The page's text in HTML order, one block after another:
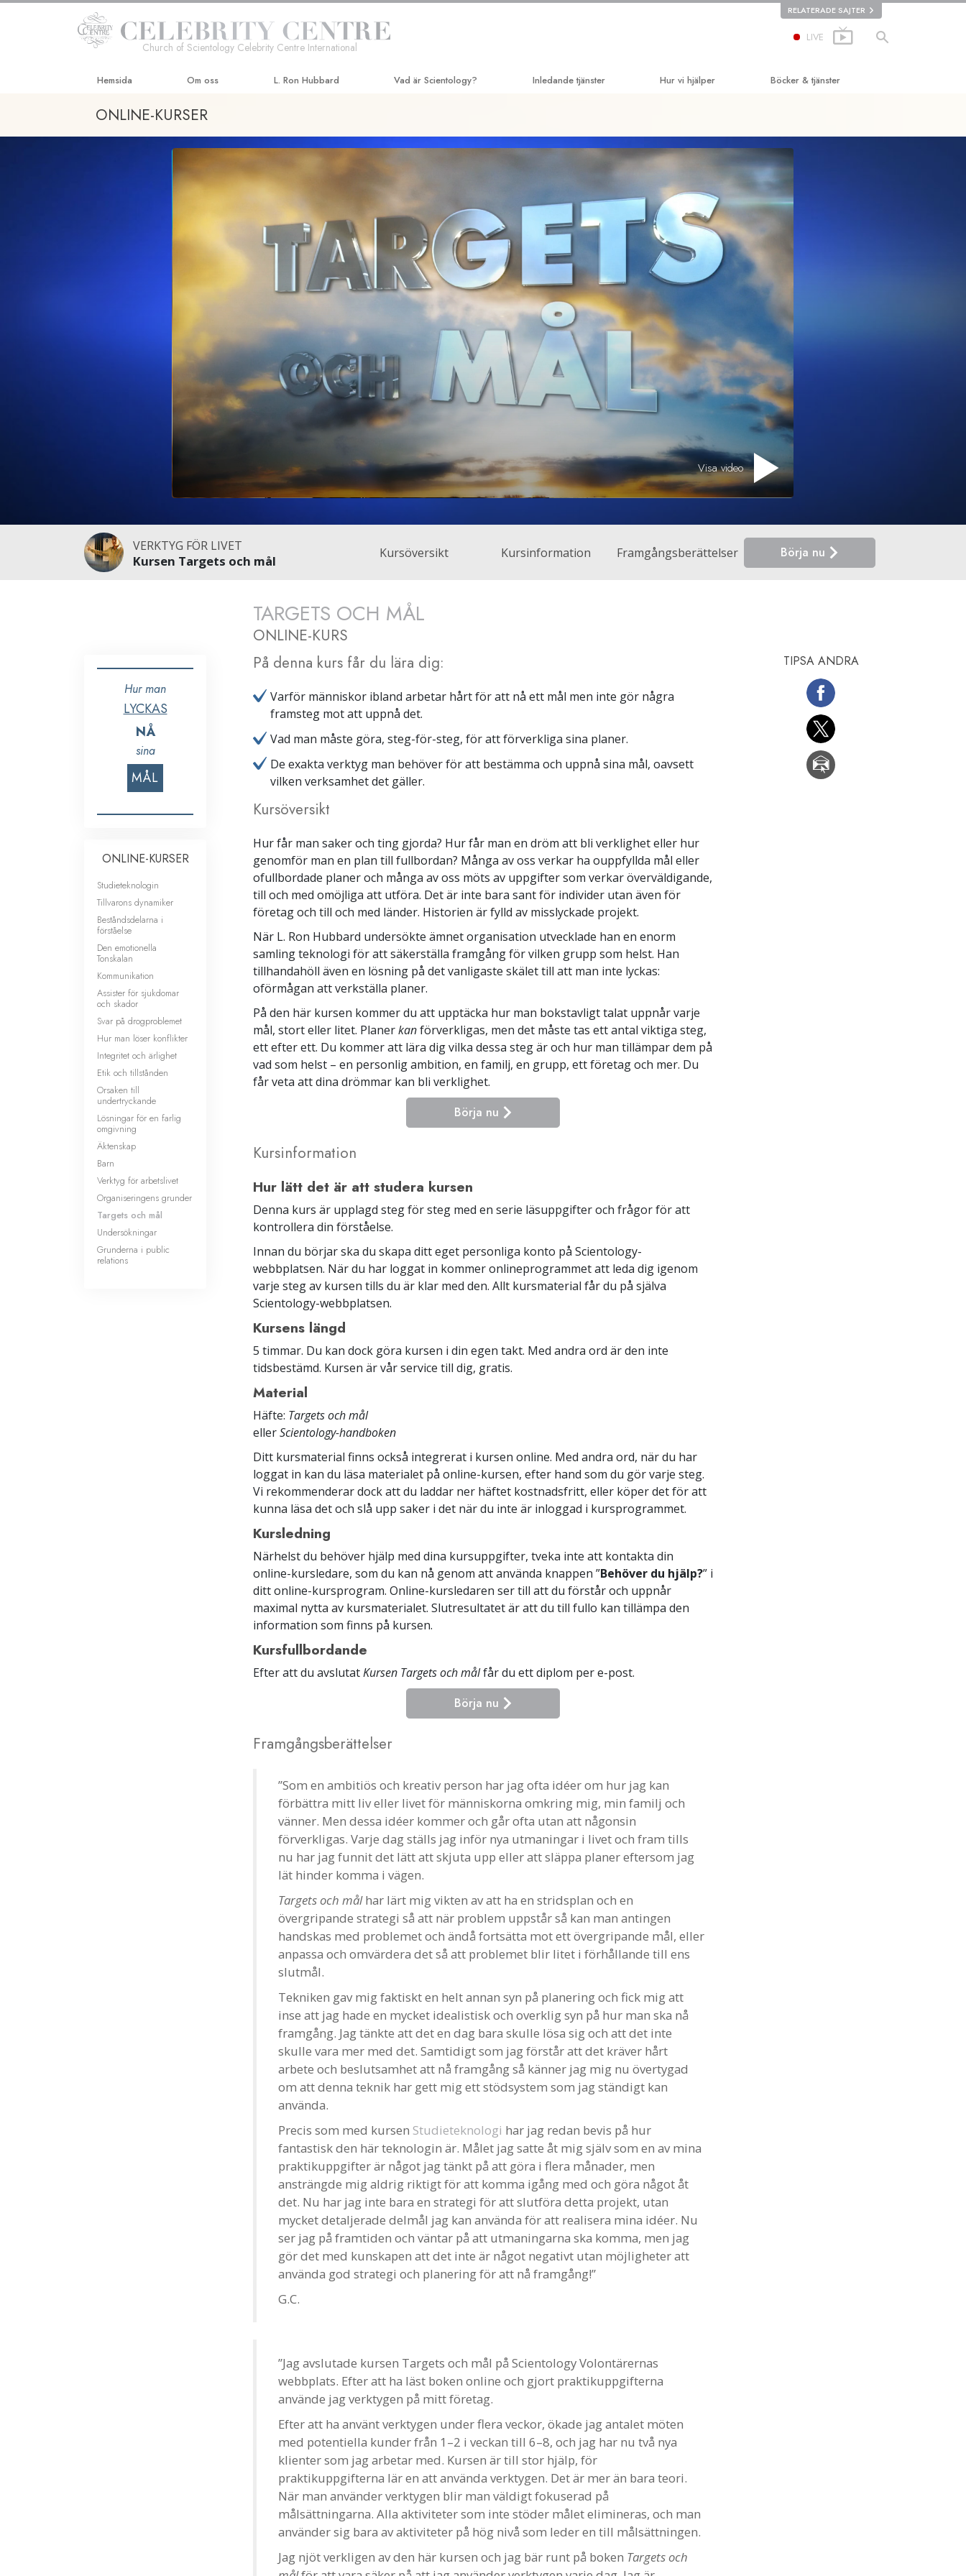
RELATERADE SAJTER
Church of Scientology Celebrity Centre International
LIVE
Hemsida Om oss L. Ron Hubbard Vad är Scientology?
Inne i en Kyrka
Scientologys grundprinciper
En introduktion till Dianetics
Kärlek och hat –
Vad är storhet?
Inledande tjänster
Framgång genom kommunikation
Hur vi hjälper
Narconon
Sanningen om droger
Enade för mänskliga rättigheter
Kommittén för mänskliga rättigheter
Scientologys frivilligpastorer
Böcker & tjänster
Introduktions-
föreläsningar
Introduktionsfilmer
Inledande tjänster
ONLINE-KURSER
Visa video
VERKTYG FÖR LIVET
Kursen Targets och mål
Kursöversikt Kursinformation Framgångsberättelser Börja nu
TARGETS OCH MÅL
ONLINE-KURS
På denna kurs får du lära dig:
Varför människor ibland arbetar hårt för att nå ett mål men inte gör några
framsteg mot att uppnå det.
Vad man måste göra, steg-för-steg, för att förverkliga sina planer.
De exakta verktyg man behöver för att bestämma och uppnå sina mål, oavsett
vilken verksamhet det gäller.
Kursöversikt
Hur får man saker och ting gjorda? Hur får man en dröm att bli verklighet eller hur
genomför man en plan till fullbordan? Många av oss verkar ha ouppfyllda mål eller
ofullbordade planer och många av oss möts av uppgifter som verkar överväldigande,
till och med omöjliga att utföra. Det är inte bara sant för individer utan även för
företag och till och med länder. Historien är fylld av misslyckade projekt.
När L. Ron Hubbard undersökte ämnet organisation utvecklade han en enorm
samling teknologi för att säkerställa framgång för vilken grupp som helst. Han
tillhandahöll även en lösning på det vanligaste skälet till att man inte lyckas:
oförmågan att verkställa planer.
På den här kursen kommer du att upptäcka hur man bokstavligt talat uppnår varje
mål, stort eller litet. Planerkanförverkligas, men det måste tas ett antal viktiga steg,
ett efter ett. Du kommer att lära dig vilka dessa steg är och hur man tillämpar dem på
vad som helst – en personlig ambition, en familj, en grupp, ett företag och mer. Du
får veta att dina drömmar kan bli verklighet.
Börja nu
Kursinformation
Hur lätt det är att studera kursen
Denna kurs är upplagd steg för steg med en serie läsuppgifter och frågor för att
kontrollera din förståelse.
Innan du börjar ska du skapa ditt eget personliga konto på Scientology-
webbplatsen. När du har loggat in kommer onlineprogrammet att leda dig igenom
varje steg av kursen tills du är klar med den. Allt kursmaterial får du på själva
Scientology-webbplatsen.
Kursens längd
5 timmar. Du kan dock göra kursen i din egen takt. Med andra ord är den inte
tidsbestämd. Kursen är vår service till dig, gratis.
Material
Häfte: Targets och mål
ellerScientology-handboken
Ditt kursmaterial finns också integrerat i kursen online. Med andra ord, när du har
loggat in kan du läsa materialet på online-kursen, efter hand som du gör varje steg.
Vi rekommenderar dock att du laddar ner häftet kostnadsfritt, eller köper det för att
kunna läsa det och slå upp saker i det när du inte är inloggad i kursprogrammet.
Kursledning
Närhelst du behöver hjälp med dina kursuppgifter, tveka inte att kontakta din
online-kursledare, som du kan nå genom att använda knappen ”Behöver du hjälp?” i
ditt online-kursprogram. Online-kursledaren ser till att du förstår och uppnår
maximal nytta av kursmaterialet. Slutresultatet är att du till fullo kan tillämpa den
information som finns på kursen.
Kursfullbordande
Efter att du avslutatKursen Targets och målfår du ett diplom per e-post.
Börja nu
Framgångsberättelser
”Som en ambitiös och kreativ person har jag ofta idéer om hur jag kan
förbättra mitt liv eller livet för människorna omkring mig, min familj och
vänner. Men dessa idéer kommer och går ofta utan att någonsin
förverkligas. Varje dag ställs jag inför nya utmaningar i livet och fram tills
nu har jag funnit det lätt att skjuta upp eller att släppa planer eftersom jag
lät hinder komma i vägen.
Targets och målhar lärt mig vikten av att ha en stridsplan och en
övergripande strategi så att när problem uppstår så kan man antingen
handskas med problemet och ändå fortsätta mot ett övergripande mål, eller
anpassa och omvärdera det så att problemet blir litet i förhållande till ens
slutmål.
Tekniken gav mig faktiskt en helt annan syn på planering och fick mig att
inse att jag hade en mycket idealistisk och overklig syn på hur man ska nå
framgång. Jag tänkte att det en dag bara skulle lösa sig och att det inte
skulle vara mer med det. Samtidigt som jag förstår att det kräver hårt
arbete och beslutsamhet att nå framgång så känner jag mig nu övertygad
om att denna teknik har gett mig ett stödsystem som jag ständigt kan
använda.
Precis som med kursen Studieteknologi har jag redan bevis på hur
fantastisk den här teknologin är. Målet jag satte åt mig själv som en av mina
praktikuppgifter är något jag tänkt på att göra i flera månader, men
ansträngde mig aldrig riktigt för att komma igång med och göra något åt
det. Nu har jag inte bara en strategi för att slutföra detta projekt, utan
mycket detaljerade delmål jag kan använda för att realisera mina idéer. Nu
ser jag på framtiden och väntar på att utmaningarna ska komma, men jag
gör det med kunskapen att det inte är något negativt utan möjligheter att
använda god strategi och planering för att nå framgång!”
G.C.
”Jag avslutade kursen Targets och mål på Scientology Volontärernas
webbplats. Efter att ha läst boken online och gjort praktikuppgifterna
använde jag verktygen på mitt företag.
Efter att ha använt verktygen under flera veckor, ökade jag antalet möten
med potentiella kunder från 1–2 i veckan till 6–8, och jag har nu två nya
klienter som jag arbetar med. Kursen är till stor hjälp, för
praktikuppgifterna lär en att använda verktygen. Det är mer än bara teori.
När man använder verktygen blir man väldigt fokuserad på
målsättningarna. Alla aktiviteter som inte stöder målet elimineras, och man
använder sig bara av aktiviteter på hög nivå som leder en till målsättningen.
Jag njöt verkligen av den här kursen och jag bär runt på boken Targets och
Hur man
LYCKAS
NÅ
sina
MÅL
ONLINE-KURSER
Studieteknologin
Tillvarons dynamiker
Beståndsdelarna i
förståelse
Den emotionella
Tonskalan
Kommunikation
Assister för sjukdomar
och skador
Svar på drogproblemet
Hur man löser konflikter
Integritet och ärlighet
Etik och tillstånden
Orsaken till
undertryckande
Lösningar för en farlig
omgivning
Äktenskap
Barn
Verktyg för arbetslivet
Organiseringens grunder
Targets och mål
Undersökningar
Grunderna i public
relations
TIPSA ANDRA